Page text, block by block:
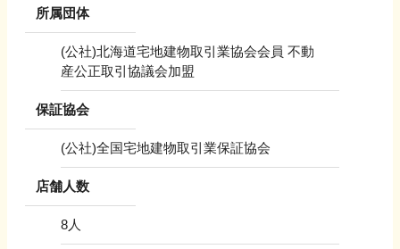
所属団体
(公社)北海道宅地建物取引業協会会員 不動
産公正取引協議会加盟
保証協会
(公社)全国宅地建物取引業保証協会
店舗人数
8人